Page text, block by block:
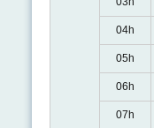
04h
05h
06h
07h